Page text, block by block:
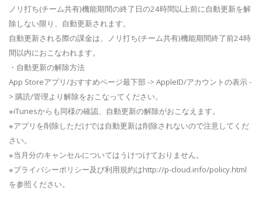
ノリ打ち(チーム共有)機能期間の終了日の24時間以上前に自動更新を解
除しない限り、自動更新されます。
自動更新される際の課金は、ノリ打ち(チーム共有)機能期間終了前24時
間以内におこなわれます。
・自動更新の解除方法
App Storeアプリ/おすすめページ最下部 -> AppleID/アカウントの表示 -
> 購読/管理より解除をおこなってください。
※iTunesからも同様の確認、自動更新の解除がおこなえます。
※アプリを削除しただけでは自動更新は削除されないので注意してくだ
さい。
※当月分のキャンセルについてはうけつけておりません。
※プライバシーポリシー及び利用規約はhttp://p-cloud.info/policy.html
を参照ください。